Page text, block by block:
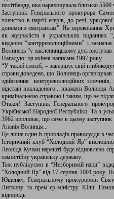
політбанду, яка нараховувала близько 5500
Заступник Генерального прокурора
членство в партії есерів, до речі,
допомоги емігрантам”. На переконання
як журналіста в українських виданнях
видання “контрреволюційними” і
Волинець “у наклепницькому дусі виступав
Нагадую: ця ахінея написана 1997 року.
“У такий спосіб, – завершує свій
справи доведено, що Волинець
здійснення контрреволюційних
підставі викладеного... вважати Волинця
кримінальною справою і таким, що не
Отакої! Заступник Генерального
Української Народної Республіки. Та з
3962 випливає, що саме в цьому
Ананія Волинця...
Це лише один із прикладів правосуддя в
Історичний клуб “Холодний Яр”
Леоніда Кучми нарешті буде відновлено
самостійну українську державу.
Тож публікуємо в “Незборимій нації”
“Холодний Яр” від 17 серпня 2001 року.
Ющенку, Генеральному прокуророві
Литвину та прем’єр-міністру Юлії
відповідь.